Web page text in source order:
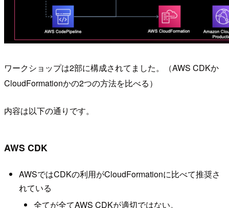
ワークショップは2部に構成されてました。（AWS CDKか
CloudFormationかの2つの方法を比べる）
内容は以下の通りです。
AWS CDK
AWSではCDKの利用がCloudFormationに比べて推奨さ
れている
全てが全てAWS CDKが適切ではない。